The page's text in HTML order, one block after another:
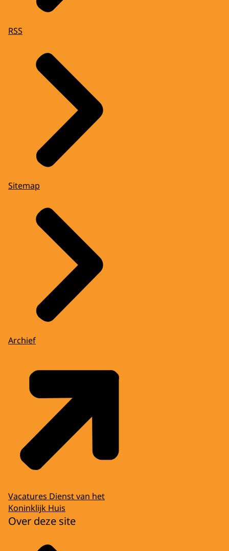
RSS
Sitemap
Archief
Vacatures Dienst van het
Koninklijk Huis
Over deze site